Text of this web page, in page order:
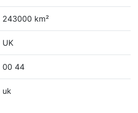
243000 km²
UK
00 44
uk